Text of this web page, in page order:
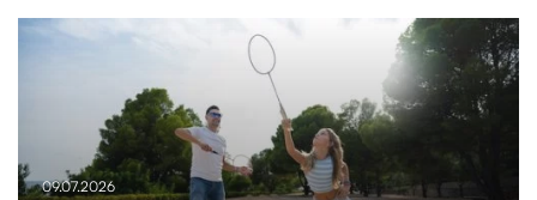
09.07.2026